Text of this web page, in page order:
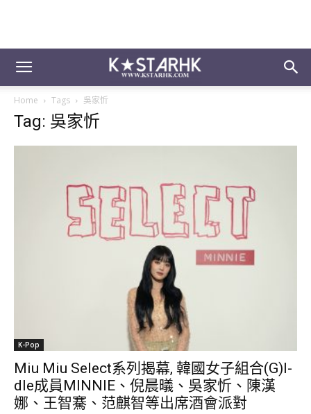
Home Tags 吳家忻
Tag: 吳家忻
K-Pop
Miu Miu Select系列揭幕, 韓國女子組合(G)I-
dle成員MINNIE、倪晨㬢、吳家忻、陳漢
娜、王智騫、范麒智等出席酒會派對